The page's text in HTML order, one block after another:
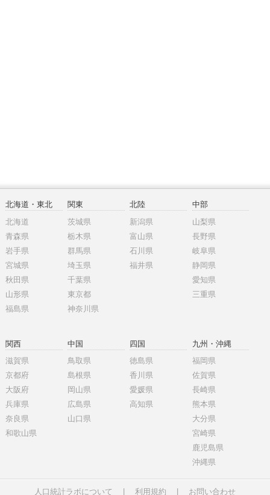
北海道・東北
北海道
青森県
岩手県
宮城県
秋田県
山形県
福島県
関東
茨城県
栃木県
群馬県
埼玉県
千葉県
東京都
神奈川県
北陸
新潟県
富山県
石川県
福井県
中部
山梨県
長野県
岐阜県
静岡県
愛知県
三重県
関西
滋賀県
京都府
大阪府
兵庫県
奈良県
和歌山県
中国
鳥取県
島根県
岡山県
広島県
山口県
四国
徳島県
香川県
愛媛県
高知県
九州・沖縄
福岡県
佐賀県
長崎県
熊本県
大分県
宮崎県
鹿児島県
沖縄県
人口統計ラボについて 利用規約 お問い合わせ